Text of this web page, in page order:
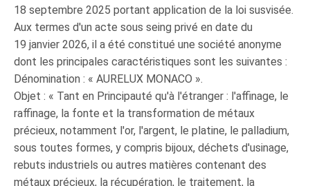
18 septembre 2025 portant application de la loi susvisée.
Aux termes d'un acte sous seing privé en date du
19 janvier 2026, il a été constitué une société anonyme
dont les principales caractéristiques sont les suivantes :
Dénomination : « AURELUX MONACO ».
Objet : « Tant en Principauté qu'à l'étranger : l'affinage, le
raffinage, la fonte et la transformation de métaux
précieux, notamment l'or, l'argent, le platine, le palladium,
sous toutes formes, y compris bijoux, déchets d'usinage,
rebuts industriels ou autres matières contenant des
métaux précieux, la récupération, le traitement, la